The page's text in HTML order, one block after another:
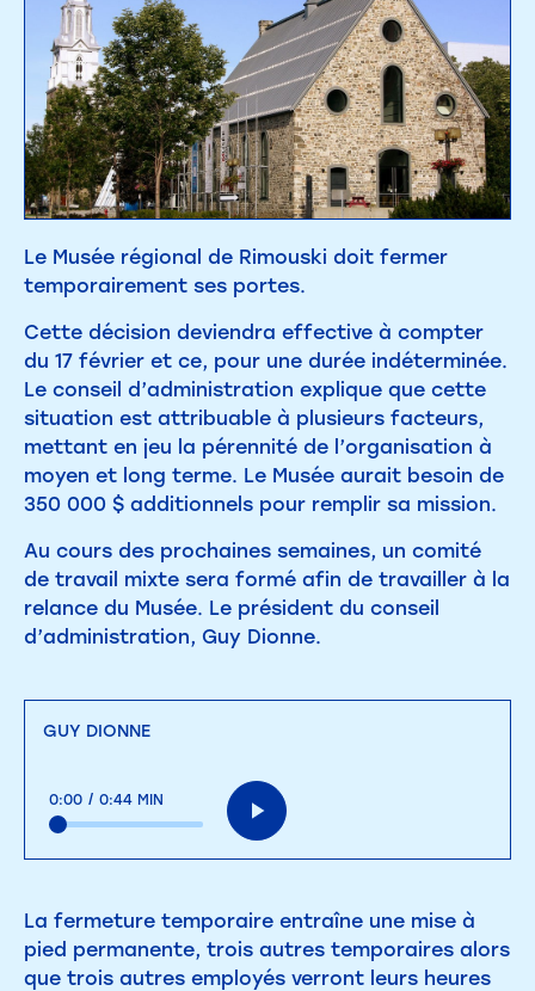
Le Musée régional de Rimouski doit fermer
temporairement ses portes.
Cette décision deviendra effective à compter
du 17 février et ce, pour une durée indéterminée.
Le conseil d’administration explique que cette
situation est attribuable à plusieurs facteurs,
mettant en jeu la pérennité de l’organisation à
moyen et long terme. Le Musée aurait besoin de
350 000 $ additionnels pour remplir sa mission.
Au cours des prochaines semaines, un comité
de travail mixte sera formé afin de travailler à la
relance du Musée. Le président du conseil
d’administration, Guy Dionne.
GUY DIONNE
0:00 / 0:44 MIN
La fermeture temporaire entraîne une mise à
pied permanente, trois autres temporaires alors
que trois autres employés verront leurs heures